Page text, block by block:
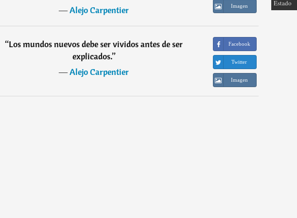
―Alejo Carpentier Imagen
“Los mundos nuevos debe ser vividos antes de ser
explicados.”
―Alejo Carpentier
Facebook
Twitter
Imagen
Estado